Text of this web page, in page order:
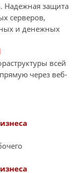
Надежная защита
серверов,
и денежных
всей
через веб-